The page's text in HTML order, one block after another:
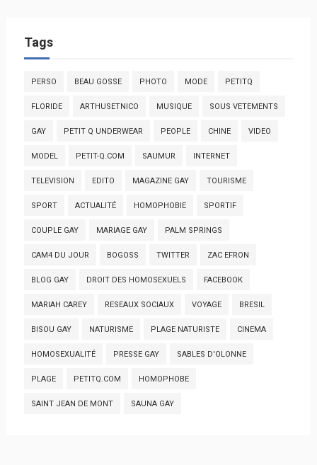
Tags
PERSO BEAU GOSSE PHOTO MODE PETITQ
FLORIDE ARTHUSETNICO MUSIQUE SOUS VETEMENTS
GAY PETIT Q UNDERWEAR PEOPLE CHINE VIDEO
MODEL PETIT-Q.COM SAUMUR INTERNET
TELEVISION EDITO MAGAZINE GAY TOURISME
SPORT ACTUALITÉ HOMOPHOBIE SPORTIF
COUPLE GAY MARIAGE GAY PALM SPRINGS
CAM4 DU JOUR BOGOSS TWITTER ZAC EFRON
BLOG GAY DROIT DES HOMOSEXUELS FACEBOOK
MARIAH CAREY RESEAUX SOCIAUX VOYAGE BRESIL
BISOU GAY NATURISME PLAGE NATURISTE CINEMA
HOMOSEXUALITÉ PRESSE GAY SABLES D'OLONNE
PLAGE PETITQ.COM HOMOPHOBE
SAINT JEAN DE MONT SAUNA GAY